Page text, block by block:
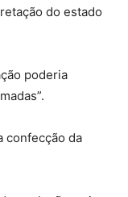
do estado
poderia
confecção da